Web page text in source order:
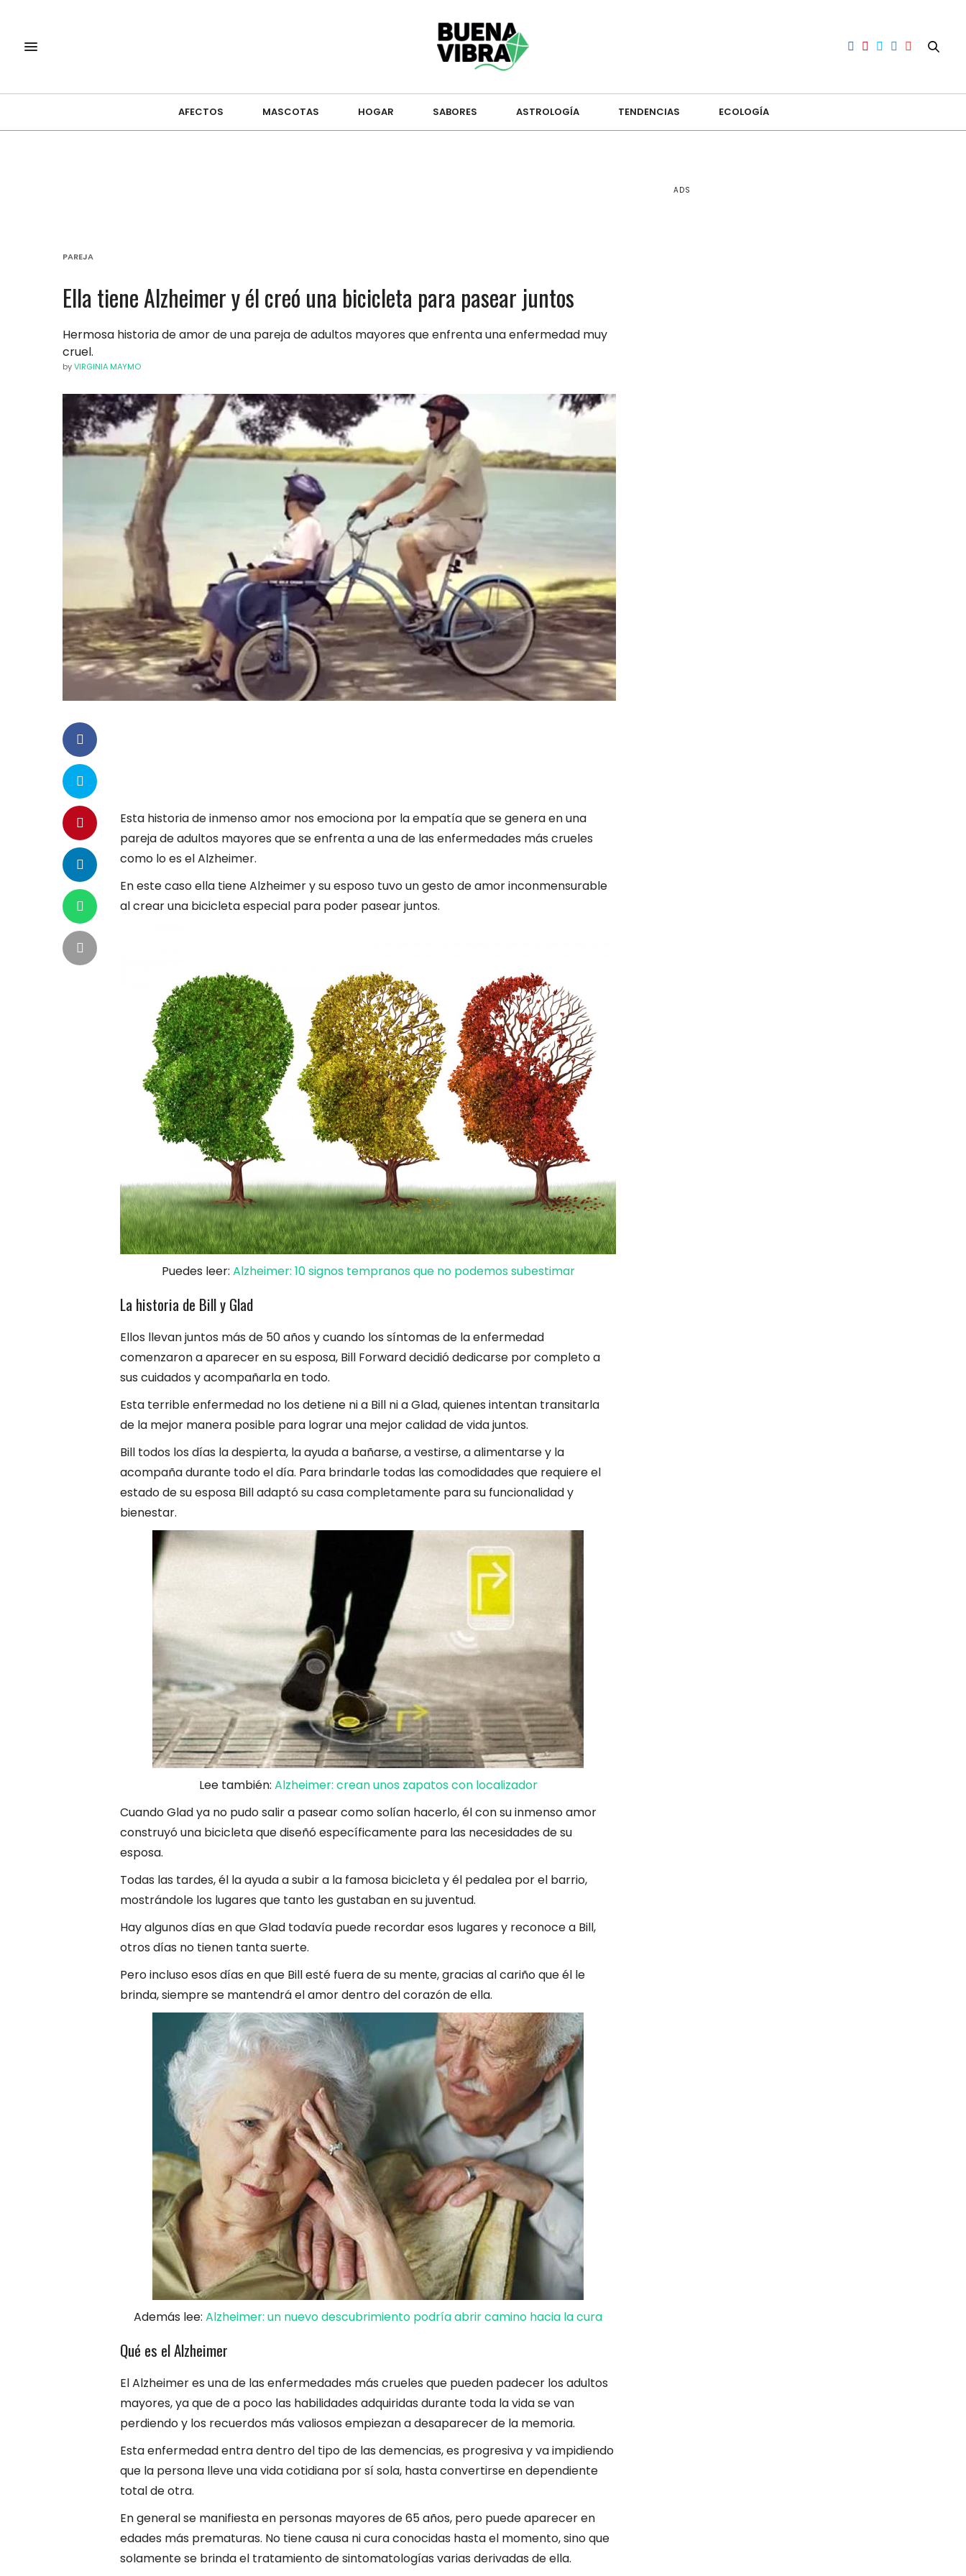
AFECTOS MASCOTAS HOGAR SABORES ASTROLOGÍA TENDENCIAS ECOLOGÍA
PAREJA
Ella tiene Alzheimer y él creó una bicicleta para pasear juntos
Hermosa historia de amor de una pareja de adultos mayores que enfrenta una enfermedad muy
cruel.
byVIRGINIA MAYMO
Esta historia de inmenso amor nos emociona por la empatía que se genera en una
pareja de adultos mayores que se enfrenta a una de las enfermedades más crueles
como lo es el Alzheimer.
En este caso ella tiene Alzheimer y su esposo tuvo un gesto de amor inconmensurable
al crear una bicicleta especial para poder pasear juntos.
Puedes leer: Alzheimer: 10 signos tempranos que no podemos subestimar
La historia de Bill y Glad
Ellos llevan juntos más de 50 años y cuando los síntomas de la enfermedad
comenzaron a aparecer en su esposa, Bill Forward decidió dedicarse por completo a
sus cuidados y acompañarla en todo.
Esta terrible enfermedad no los detiene ni a Bill ni a Glad, quienes intentan transitarla
de la mejor manera posible para lograr una mejor calidad de vida juntos.
Bill todos los días la despierta, la ayuda a bañarse, a vestirse, a alimentarse y la
acompaña durante todo el día. Para brindarle todas las comodidades que requiere el
estado de su esposa Bill adaptó su casa completamente para su funcionalidad y
bienestar.
Lee también: Alzheimer: crean unos zapatos con localizador
Cuando Glad ya no pudo salir a pasear como solían hacerlo, él con su inmenso amor
construyó una bicicleta que diseñó específicamente para las necesidades de su
esposa.
Todas las tardes, él la ayuda a subir a la famosa bicicleta y él pedalea por el barrio,
mostrándole los lugares que tanto les gustaban en su juventud.
Hay algunos días en que Glad todavía puede recordar esos lugares y reconoce a Bill,
otros días no tienen tanta suerte.
Pero incluso esos días en que Bill esté fuera de su mente, gracias al cariño que él le
brinda, siempre se mantendrá el amor dentro del corazón de ella.
Además lee: Alzheimer: un nuevo descubrimiento podría abrir camino hacia la cura
Qué es el Alzheimer
El Alzheimer es una de las enfermedades más crueles que pueden padecer los adultos
mayores, ya que de a poco las habilidades adquiridas durante toda la vida se van
perdiendo y los recuerdos más valiosos empiezan a desaparecer de la memoria.
Esta enfermedad entra dentro del tipo de las demencias, es progresiva y va impidiendo
que la persona lleve una vida cotidiana por sí sola, hasta convertirse en dependiente
total de otra.
En general se manifiesta en personas mayores de 65 años, pero puede aparecer en
edades más prematuras. No tiene causa ni cura conocidas hasta el momento, sino que
solamente se brinda el tratamiento de sintomatologías varias derivadas de ella.
ADS